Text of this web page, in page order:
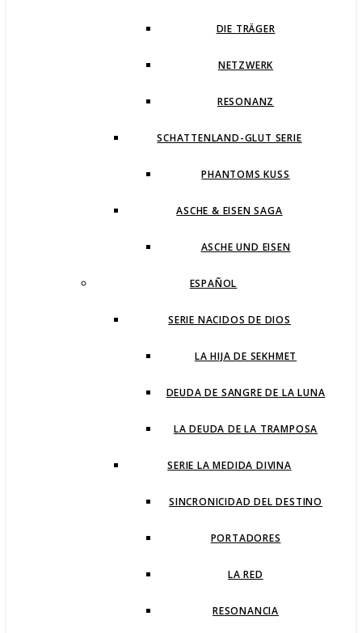
DIE TRÄGER
NETZWERK
RESONANZ
SCHATTENLAND-GLUT SERIE
PHANTOMS KUSS
ASCHE & EISEN SAGA
ASCHE UND EISEN
ESPAÑOL
SERIE NACIDOS DE DIOS
LA HIJA DE SEKHMET
DEUDA DE SANGRE DE LA LUNA
LA DEUDA DE LA TRAMPOSA
SERIE LA MEDIDA DIVINA
SINCRONICIDAD DEL DESTINO
PORTADORES
LA RED
RESONANCIA